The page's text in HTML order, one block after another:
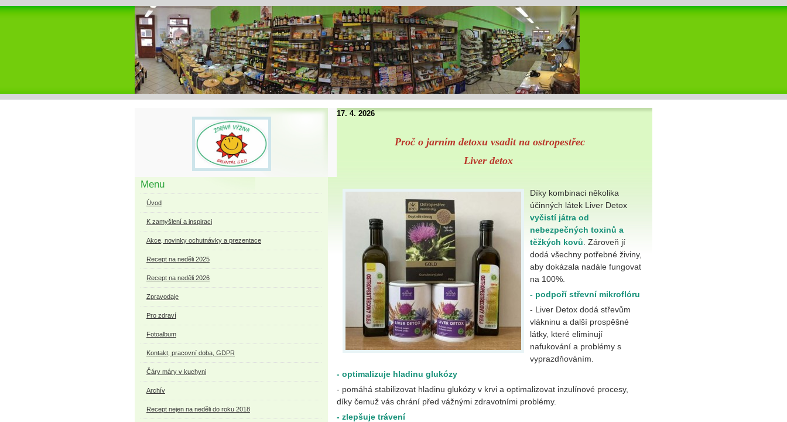
17. 4. 2026
Proč o jarním detoxu vsadit na ostropestřec
Liver detox
Díky kombinaci několika
účinných látek Liver Detox
vyčistí játra od
nebezpečných toxinů a
těžkých kovů . Zároveň jí
dodá všechny potřebné živiny,
aby dokázala nadále fungovat
na 100%.
- podpoří střevní mikroflóru
- Liver Detox dodá střevům
vlákninu a další prospěšné
látky, které eliminují
nafukování a problémy s
vyprazdňováním.
- optimalizuje hladinu glukózy
- pomáhá stabilizovat hladinu glukózy v krvi a optimalizovat inzulínové procesy,
díky čemuž vás chrání před vážnými zdravotními problémy.
- zlepšuje trávení
Menu
Úvod
K zamyšlení a inspiraci
Akce, novinky ochutnávky a prezentace
Recept na neděli 2025
Recept na neděli 2026
Zpravodaje
Pro zdraví
Fotoalbum
Kontakt, pracovní doba, GDPR
Čáry máry v kuchyni
Archív
Recept nejen na neděli do roku 2018